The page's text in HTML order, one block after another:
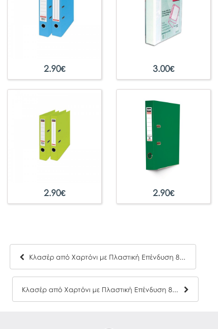
2.90€ 3.00€
2.90€ 2.90€
Κλασέρ από Χαρτόνι με Πλαστική Επένδυση 8/32
Κλασέρ από Χαρτόνι με Πλαστική Επένδυση 8/32